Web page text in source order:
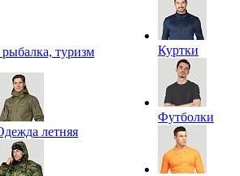
туризм
летняя
Куртки
Футболки